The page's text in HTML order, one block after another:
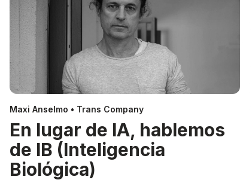
Maxi Anselmo • Trans Company
En lugar de IA, hablemos
de IB (Inteligencia
Biológica)